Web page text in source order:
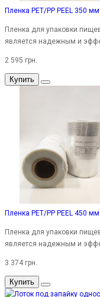
Пленка PET/PP PEEL 350 мм
Пленка для упаковки
является надежным и
2 595 грн.
Купить
Пленка PET/PP PEEL 450 мм
Пленка для упаковки
является надежным и
3 374 грн.
Купить